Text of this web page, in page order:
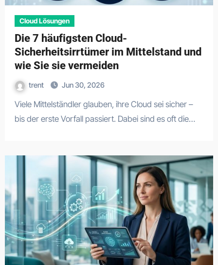
Cloud Lösungen
Die 7 häufigsten Cloud-
Sicherheitsirrtümer im Mittelstand und
wie Sie sie vermeiden
trent Jun 30, 2026
Viele Mittelständler glauben, ihre Cloud sei sicher –
bis der erste Vorfall passiert. Dabei sind es oft die…